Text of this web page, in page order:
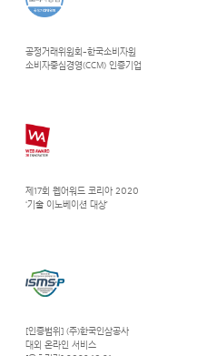
공정거래위원회-한국소비자원
소비자중심경영(CCM) 인증기업
제17회 웹어워드 코리아 2020
‘기술 이노베이션 대상’
[인증범위] (주)한국인삼공사
대외 온라인 서비스